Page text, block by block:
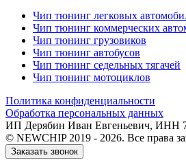
Чип тюнинг легковых
Чип тюнинг коммерческих
Чип тюнинг грузовиков
Чип тюнинг автобусов
Чип тюнинг седельных тягачей
Чип тюнинг мотоциклов
Политика конфиденциальности
Обработка персональных данных
ИП Дерябин Иван Евгеньевич, ИНН
© NEWCHIP 2019 - 2026. Все права
Заказать звонок